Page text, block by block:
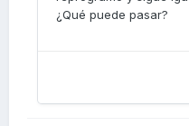
¿Qué puede pasar?